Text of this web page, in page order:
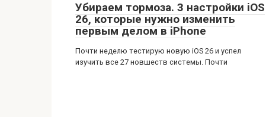
Убираем тормоза. 3 настройки iOS
26, которые нужно изменить
первым делом в iPhone
Почти неделю тестирую новую iOS 26 и успел
изучить все 27 новшеств системы. Почти